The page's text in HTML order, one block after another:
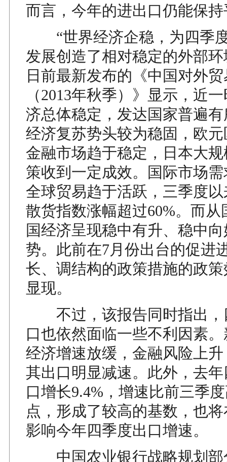
而言，今年的进出口仍能保
“世界经济企稳，为四季
发展创造了相对稳定的外部
日前最新发布的《中国对外
（2013年秋季）》显示，近
济总体稳定，发达国家普遍
经济复苏势头较为稳固，欧
金融市场趋于稳定，日本大
策收到一定成效。国际市场
全球贸易趋于活跃，三季度
散货指数涨幅超过60%。而从
国经济呈现稳中有升、稳中
势。此前在7月份出台的促进
长、调结构的政策措施的政
显现。
不过，该报告同时指出，
口也依然面临一些不利因素
经济增速放缓，金融风险上
其出口明显减速。此外，去
口增长9.4%，增速比前三季
点，形成了较高的基数，也
影响今年四季度出口增速。
中国农业银行战略规划部